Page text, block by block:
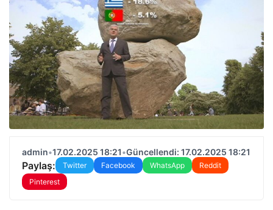
admin•17.02.2025 18:21•Güncellendi: 17.02.2025 18:21
Paylaş: Twitter Facebook WhatsApp
Reddit
Pinterest